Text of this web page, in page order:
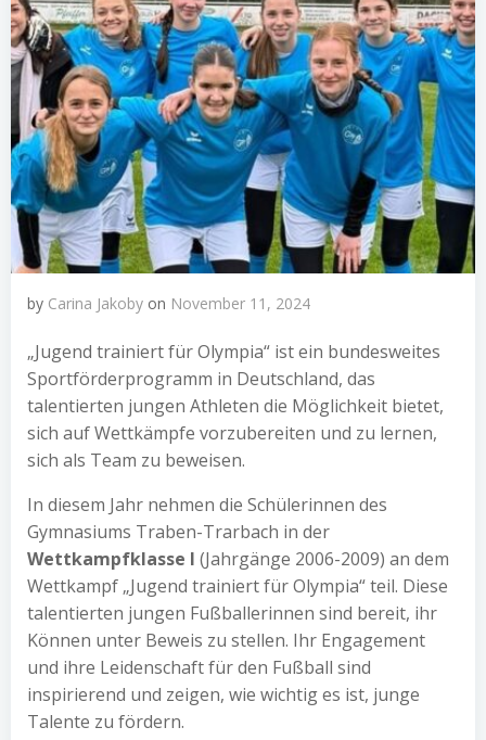
by Carina Jakoby on November 11, 2024
„Jugend trainiert für Olympia“ ist ein bundesweites
Sportförderprogramm in Deutschland, das
talentierten jungen Athleten die Möglichkeit bietet,
sich auf Wettkämpfe vorzubereiten und zu lernen,
sich als Team zu beweisen.
In diesem Jahr nehmen die Schülerinnen des
Gymnasiums Traben-Trarbach in der
Wettkampfklasse I (Jahrgänge 2006-2009) an dem
Wettkampf „Jugend trainiert für Olympia“ teil. Diese
talentierten jungen Fußballerinnen sind bereit, ihr
Können unter Beweis zu stellen. Ihr Engagement
und ihre Leidenschaft für den Fußball sind
inspirierend und zeigen, wie wichtig es ist, junge
Talente zu fördern.